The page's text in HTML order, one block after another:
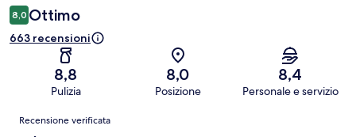
8,0 Ottimo
663 recensioni
8,8
Pulizia
8,0
Posizione
8,4
Personale e servizio
Recensioni
Recensione verificata